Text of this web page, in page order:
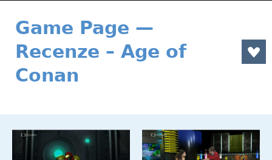
Game Page —
Recenze – Age of
Conan